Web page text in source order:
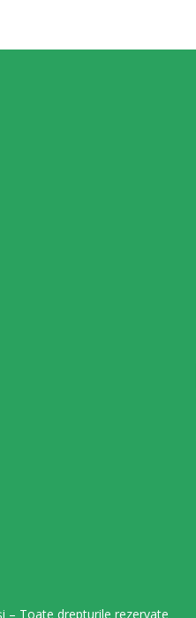
– Toate drepturile rezervate